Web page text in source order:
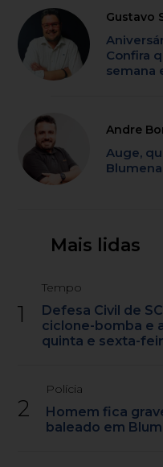
Gustavo
Confira
semana
Andre
Auge,
Mais lidas
1
Tempo
Defesa Civil de
ciclone-bomba e
quinta e sexta-
2
Polícia
Homem fica
baleado em